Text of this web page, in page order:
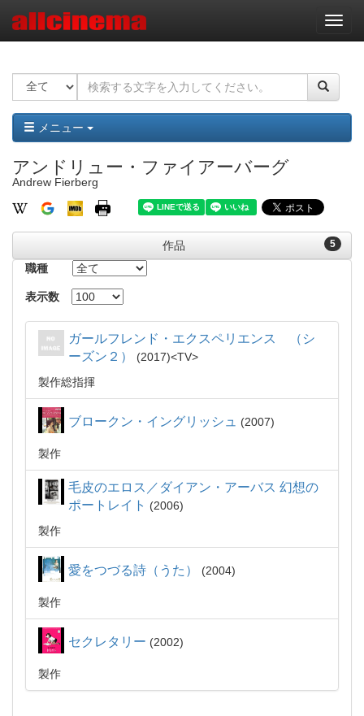
ナ
ビ
ー
ョ
ン
メニュー
アンドリュー・ファイアーバーグ
Andrew Fierberg
5
作品
職種
表示数
ガールフレンド・エクスペリエンス （シ
ーズン２）
2017
TV
製作総指揮
ブロークン・イングリッシュ 2007
製作
毛皮のエロス／ダイアン・アーバス 幻想の
ポートレイト
2006
製作
愛をつづる詩（うた） 2004
製作
セクレタリー 2002
製作